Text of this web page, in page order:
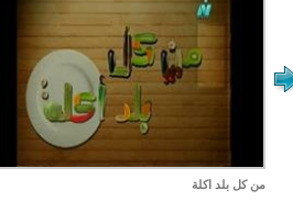
من كل بلد اكلة